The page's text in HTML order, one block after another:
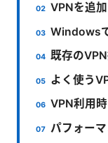
VPNを追
Windows
既存の
よく使う
VPN利用
パフォー